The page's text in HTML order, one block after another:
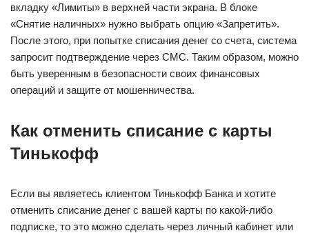
вкладку «Лимиты» в верхней части экрана. В блоке
«Снятие наличных» нужно выбрать опцию «Запретить».
После этого, при попытке списания денег со счета, система
запросит подтверждение через СМС. Таким образом, можно
быть уверенным в безопасности своих финансовых
операций и защите от мошенничества.
Как отменить списание с карты
Тинькофф
Если вы являетесь клиентом Тинькофф Банка и хотите
отменить списание денег с вашей карты по какой-либо
подписке, то это можно сделать через личный кабинет или